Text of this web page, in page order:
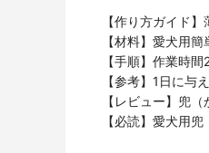
【作り方ガイド
【材料】愛犬用
【手順】作業時
【参考】1日に与
【レビュー】兜
【必読】愛犬用